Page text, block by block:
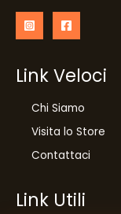
Link Veloci
Chi Siamo
Visita lo Store
Contattaci
Link Utili